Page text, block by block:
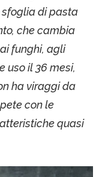
di pasta
che cambia
funghi, agli
uso il 36 mesi,
ha viraggi da
con le
quasi